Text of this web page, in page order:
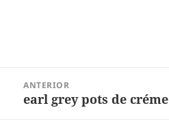
ANTERIOR
Post
earl grey pots de créme